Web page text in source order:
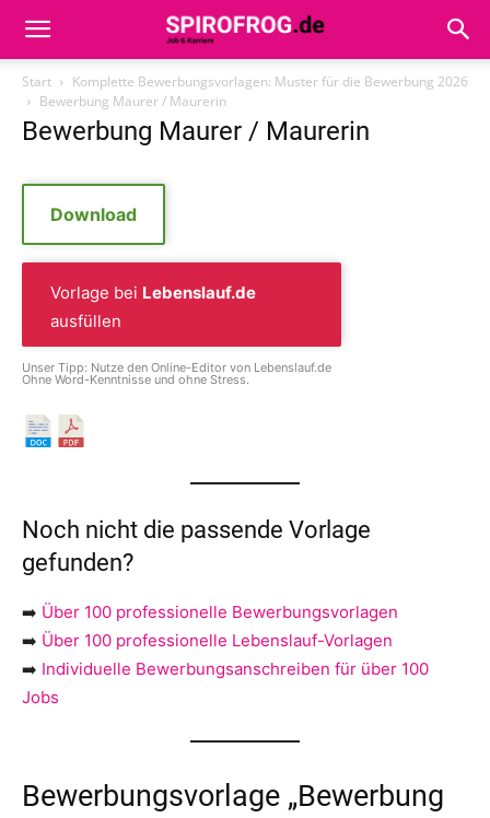
Start
Komplette Bewerbungsvorlagen: Muster für die Bewerbung 2026
Bewerbung Maurer / Maurerin
Bewerbung Maurer / Maurerin
Download
Vorlage bei Lebenslauf.de
ausfüllen
Unser Tipp: Nutze den Online-Editor von Lebenslauf.de
Ohne Word-Kenntnisse und ohne Stress.
Noch nicht die passende Vorlage
gefunden?
➡️ Über 100 professionelle Bewerbungsvorlagen
➡️ Über 100 professionelle Lebenslauf-Vorlagen
➡️ Individuelle Bewerbungsanschreiben für über 100
Jobs
Bewerbungsvorlage „Bewerbung